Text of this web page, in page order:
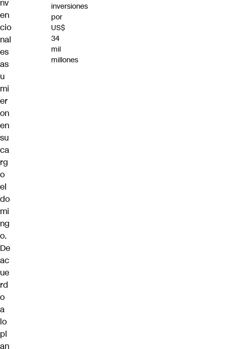
nv
en
cio
nal
es
as
u
mi
er
on
en
su
ca
rg
o
el
do
mi
ng
o.
De
ac
ue
rd
o
a
lo
pl
an
inversiones
por
US$
34
mil
millones